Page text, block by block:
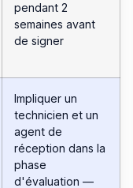
pendant 2
semaines avant
de signer
Impliquer un
technicien et un
agent de
réception dans la
phase
d'évaluation —